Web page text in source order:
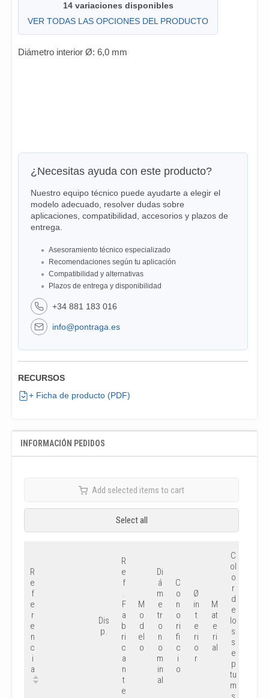
14 variaciones disponibles
VER TODAS LAS OPCIONES DEL PRODUCTO
Diámetro interior Ø: 6,0 mm
¿Necesitas ayuda con este producto?
Nuestro equipo técnico puede ayudarte a elegir el
modelo adecuado, resolver dudas sobre
aplicaciones, compatibilidad, accesorios y plazos de
entrega.
Asesoramiento técnico especializado
Recomendaciones según tu aplicación
Compatibilidad y alternativas
Plazos de entrega y disponibilidad
+34 881 183 016
info@pontraga.es
RECURSOS
+ Ficha de producto (PDF)
INFORMACIÓN PEDIDOS
Add selected items to cart
Select all
R
e
f
e
r
e
n
c
i
a
Dis
p.
R
e
f
.
F
a
b
ri
c
a
n
t
e
M
o
d
el
o
Di
á
m
e
tr
o
n
o
m
in
al
C
o
n
o
ri
fi
c
i
o
Ø
in
t
e
ri
o
r
M
at
e
ri
al
C
ol
o
r
d
e
lo
s
s
e
p
tu
m